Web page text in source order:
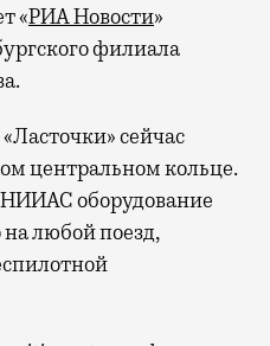
«РИА Новости»
филиала
сейчас
центральном кольце.
оборудование
любой поезд,